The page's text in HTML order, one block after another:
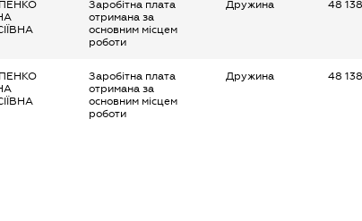
Заробітна плата
отримана за
основним місцем
роботи
Дружина 48 138
Заробітна плата
отримана за
основним місцем
роботи
Дружина 48 138